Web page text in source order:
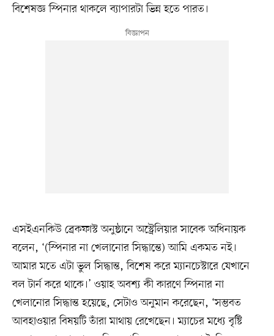
বিশেষজ্ঞ স্পিনার থাকলে ব্যাপারটা ভিন্ন হতে পারত।
এসইএনকিউ ব্রেকফাস্ট অনুষ্ঠানে অস্ট্রেলিয়ার সাবেক অধিনায়ক
বলেন, ‘(স্পিনার না খেলানোর সিদ্ধান্তে) আমি একমত নই।
আমার মতে এটা ভুল সিদ্ধান্ত, বিশেষ করে ম্যানচেস্টারে যেখানে
বল টার্ন করে থাকে।’ ওয়াহ অবশ্য কী কারণে স্পিনার না
খেলানোর সিদ্ধান্ত হয়েছে, সেটাও অনুমান করেছেন, ‘সম্ভবত
আবহাওয়ার বিষয়টি তাঁরা মাথায় রেখেছেন। ম্যাচের মধ্যে বৃষ্টি